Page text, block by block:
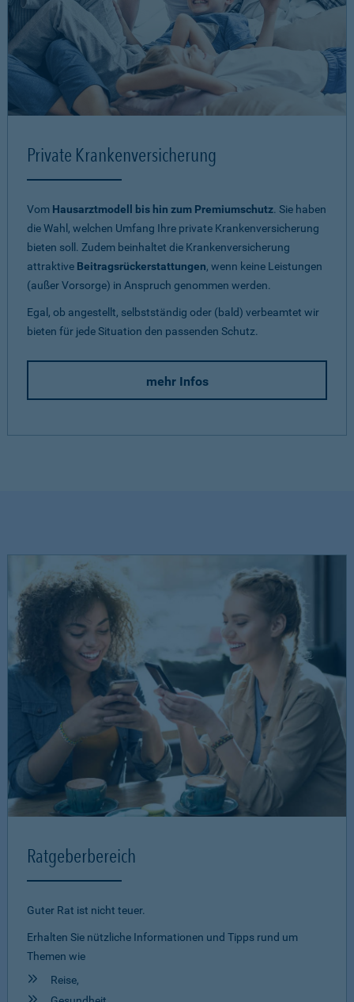
Private Krankenversicherung
Vom Hausarztmodell bis hin zum Premiumschutz. Sie haben
die Wahl, welchen Umfang Ihre private Krankenversicherung
bieten soll. Zudem beinhaltet die Krankenversicherung
attraktive Beitragsrückerstattungen, wenn keine Leistungen
(außer Vorsorge) in Anspruch genommen werden.
Egal, ob angestellt, selbstständig oder (bald) verbeamtet wir
bieten für jede Situation den passenden Schutz.
mehr Infos
Ratgeberbereich
Guter Rat ist nicht teuer.
Erhalten Sie nützliche Informationen und Tipps rund um
Themen wie
Reise,